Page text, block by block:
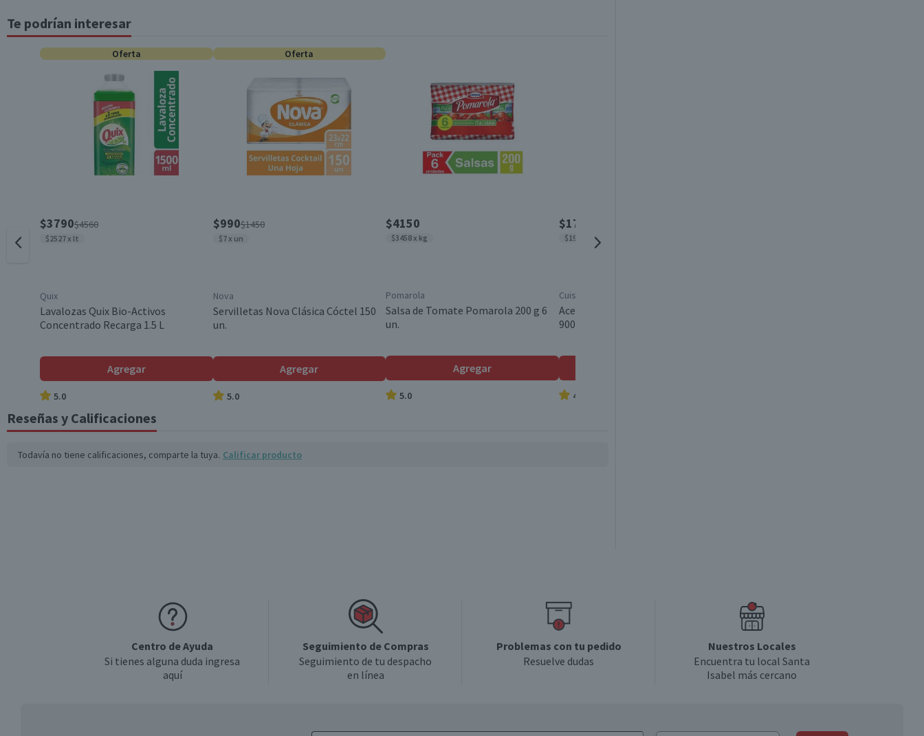
Tipo de Producto
Te podrían interesar
Oferta
$3790$4560
$2527 x lt
Quix
Lavalozas Quix Bio-Activos
Concentrado Recarga 1.5 L
Agregar
5.0
Oferta
$990$1450
$7 x un
Nova
Servilletas Nova Clásica Cóctel 150
un.
Agregar
5.0
$4150
$3458 x kg
Pomarola
Salsa de Tomate Pomarola 200 g 6
un.
Agregar
5.0
$1790
$1989 x lt
Cuisine & Co
Aceite Vegetal Libre de Colesterol
900 ml
4.8
Reseñas y Calificaciones
Todavía no tiene calificaciones, comparte la tuya. Calificar producto
Centro de Ayuda
Si tienes alguna duda ingresa
aquí
Seguimiento de Compras
Seguimiento de tu despacho
en línea
Problemas con tu pedido
Resuelve dudas
Nuestros Locales
Encuentra tu local Santa
Isabel más cercano